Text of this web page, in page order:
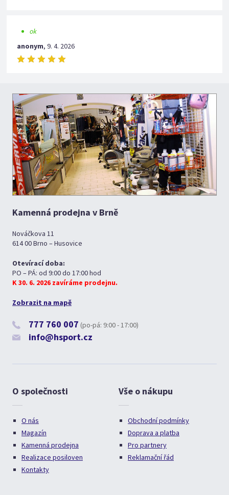
ok
anonym,9. 4. 2026
Kamenná prodejna v Brně
Nováčkova 11
614 00 Brno – Husovice
Otevírací doba:
PO – PÁ: od 9:00 do 17:00 hod
K 30. 6. 2026 zavíráme prodejnu.
Zobrazit na mapě
777 760 007 (po-pá: 9:00 - 17:00)
info@hsport.cz
O společnosti
O nás
Magazín
Kamenná prodejna
Realizace posiloven
Kontakty
Vše o nákupu
Obchodní podmínky
Doprava a platba
Pro partnery
Reklamační řád